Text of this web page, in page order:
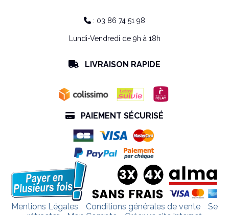
 : 03 86 74 51 98
Lundi-Vendredi de 9h à 18h
 LIVRAISON RAPIDE
 PAIEMENT SÉCURISÉ
Mentions Légales Conditions générales de vente
Se